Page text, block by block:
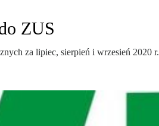
ZUS
za lipiec, sierpień i wrzesień 2020 r.